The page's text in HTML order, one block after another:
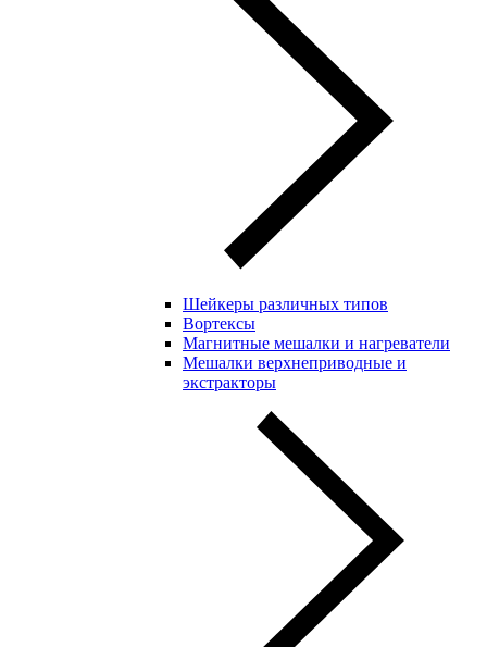
Шейкеры различных типов
Вортексы
Магнитные мешалки и нагреватели
Мешалки верхнеприводные и
экстракторы